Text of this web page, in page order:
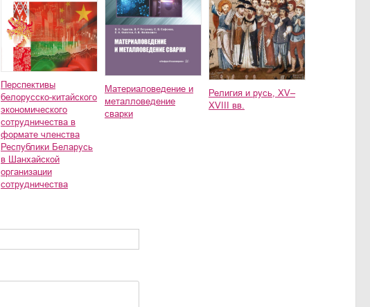
Перспективы
белорусско-китайского
экономического
сотрудничества в
формате членства
Республики Беларусь
в Шанхайской
организации
сотрудничества
Материаловедение и
металловедение
сварки
Религия и русь, XV–
XVIII вв.